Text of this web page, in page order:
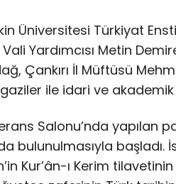
Üniversitesi Türkiyat
Yardımcısı Metin
Çankırı İl Müftüsü
gaziler ile idari ve akademik
Salonu’nda yapılan
bulunulmasıyla başladı.
Kur’ân-ı Kerim